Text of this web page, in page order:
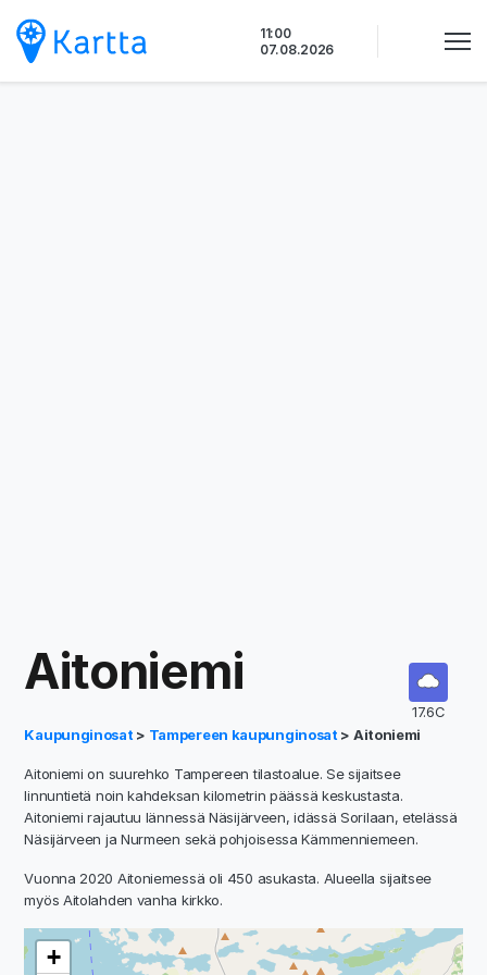
sisältöön
11:00
07.08.2026
Aitoniemi
17.6C
Kaupunginosat > Tampereen kaupunginosat > Aitoniemi
Aitoniemi on suurehko Tampereen tilastoalue. Se sijaitsee
linnuntietä noin kahdeksan kilometrin päässä keskustasta.
Aitoniemi rajautuu lännessä Näsijärveen, idässä Sorilaan, etelässä
Näsijärveen ja Nurmeen sekä pohjoisessa Kämmenniemeen.
Vuonna 2020 Aitoniemessä oli 450 asukasta. Alueella sijaitsee
myös Aitolahden vanha kirkko.
+